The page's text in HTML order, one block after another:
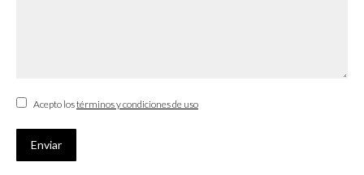
Acepto lostérminos y condiciones de uso
Enviar